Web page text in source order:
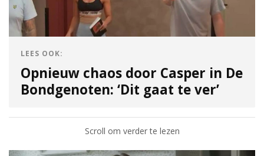
LEES OOK:
Opnieuw chaos door Casper in De
Bondgenoten: ‘Dit gaat te ver’
Scroll om verder te lezen